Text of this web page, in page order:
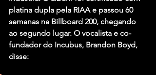
platina dupla pela RIAA e passou 60
semanas na Billboard 200, chegando
ao segundo lugar. O vocalista e co-
fundador do Incubus, Brandon Boyd,
disse: